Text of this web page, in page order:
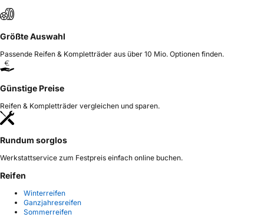
Größte Auswahl
Passende Reifen & Kompletträder aus über 10 Mio. Optionen finden.
Günstige Preise
Reifen & Kompletträder vergleichen und sparen.
Rundum sorglos
Werkstattservice zum Festpreis einfach online buchen.
Reifen
Winterreifen
Ganzjahresreifen
Sommerreifen